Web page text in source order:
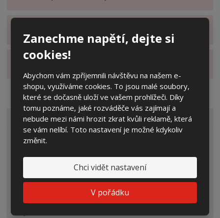
Zanechme napětí, dejte si
cookies!
Abychom vám zpříjemnili návštěvu na našem e-
shopu, využíváme cookies. To jsou malé soubory,
které se dočasně uloží ve vašem prohlížeči. Díky
tomu poznáme, jaké rozváděče vás zajímají a
nebude mezi námi hrozit zkrat kvůli reklamě, která
se vám nelíbí. Toto nastavení je možné kdykoliv
změnit.
Chci vidět nastavení
V pořádku
VŠECHNY KATEGORIE
Elektroměrové rozvaděče
Prázdné skříně
Rozpojovací jistící skříně